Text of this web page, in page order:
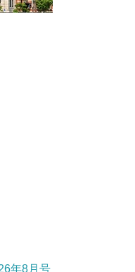
年8月号